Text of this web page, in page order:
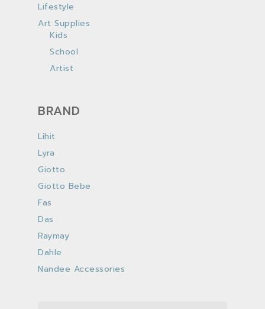
Lifestyle
Art Supplies
Kids
School
Artist
BRAND
Lihit
Lyra
Giotto
Giotto Bebe
Fas
Das
Raymay
Dahle
Nandee Accessories